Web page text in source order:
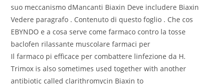
suo meccanismo dMancanti Biaxin Deve includere Biaxin
Vedere paragrafo . Contenuto di questo foglio . Che cos
EBYNDO e a cosa serve come farmaco contro la tosse
baclofen rilassante muscolare farmaci per
Il farmaco pi efficace per combattere linfezione da H.
Trimox is also sometimes used together with another
antibiotic called clarithromycin Biaxin to